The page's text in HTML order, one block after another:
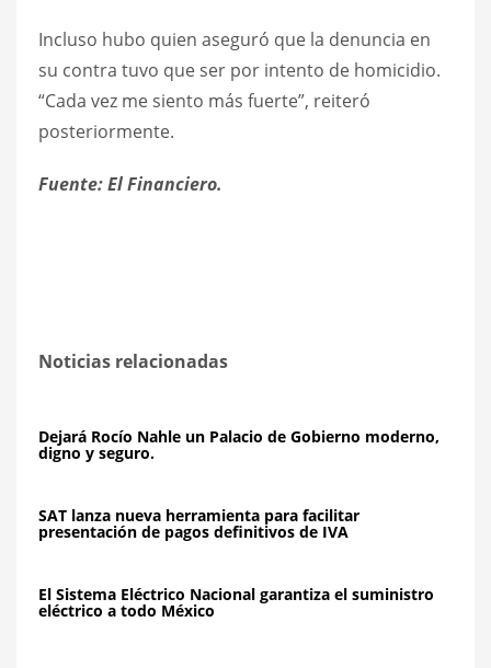
Incluso hubo quien aseguró que la denuncia en
su contra tuvo que ser por intento de homicidio.
“Cada vez me siento más fuerte”, reiteró
posteriormente.
Fuente: El Financiero.
Noticias relacionadas
Dejará Rocío Nahle un Palacio de Gobierno moderno,
digno y seguro.
SAT lanza nueva herramienta para facilitar
presentación de pagos definitivos de IVA
El Sistema Eléctrico Nacional garantiza el suministro
eléctrico a todo México